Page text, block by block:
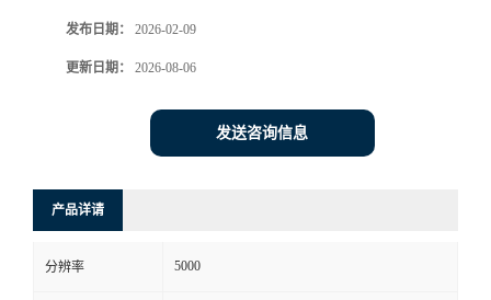
发布日期： 2026-02-09
更新日期： 2026-08-06
发送咨询信息
产品详请
分辨率 5000